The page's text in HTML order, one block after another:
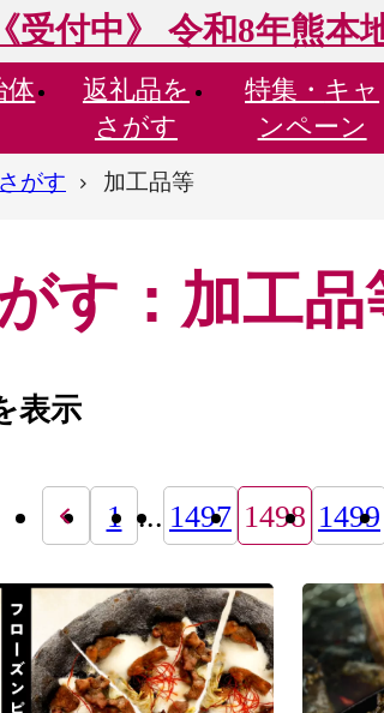
《受付中》 令和8年熊本
体
返礼品を
さがす
特集・ キャ
ンペーン
がす 加工品等
す：加工品
表示
1 ... 1497 1498 1499